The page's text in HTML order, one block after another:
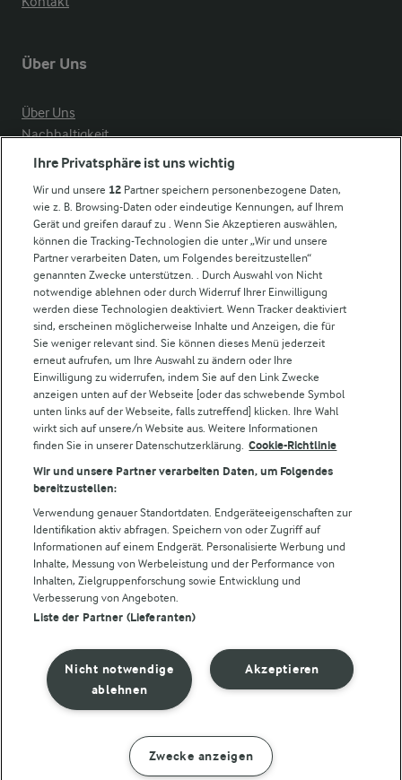
ZUBEREITUNG ZUTATEN
Über Uns
Über Uns
Nachhaltigkeit
Compliance
Arla in anderen Ländern
Weitere Arla Websites
Castello
Lurpak
Arla Pro
Für unsere Landwirt:innen
Folge uns!
Cookie Wahl wieder öffnen
Datenschutzbestimmungen
Ihre Privatsphäre ist uns wichtig
Wir und unsere 12 Partner speichern personenbezogene Daten,
wie z. B. Browsing-Daten oder eindeutige Kennungen, auf Ihrem
Gerät und greifen darauf zu . Wenn Sie Akzeptieren auswählen,
können die Tracking-Technologien die unter „Wir und unsere
Partner verarbeiten Daten, um Folgendes bereitzustellen“
genannten Zwecke unterstützen. . Durch Auswahl von Nicht
notwendige ablehnen oder durch Widerruf Ihrer Einwilligung
werden diese Technologien deaktiviert. Wenn Tracker deaktiviert
sind, erscheinen möglicherweise Inhalte und Anzeigen, die für
Sie weniger relevant sind. Sie können dieses Menü jederzeit
erneut aufrufen, um Ihre Auswahl zu ändern oder Ihre
Einwilligung zu widerrufen, indem Sie auf den Link Zwecke
anzeigen unten auf der Webseite [oder das schwebende Symbol
unten links auf der Webseite, falls zutreffend] klicken. Ihre Wahl
wirkt sich auf unsere/n Website aus. Weitere Informationen
finden Sie in unserer Datenschutzerklärung. Cookie-Richtlinie
Wir und unsere Partner verarbeiten Daten, um Folgendes
bereitzustellen:
Verwendung genauer Standortdaten. Endgeräteeigenschaften zur
Identifikation aktiv abfragen. Speichern von oder Zugriff auf
Informationen auf einem Endgerät. Personalisierte Werbung und
Inhalte, Messung von Werbeleistung und der Performance von
Inhalten, Zielgruppenforschung sowie Entwicklung und
Verbesserung von Angeboten.
Liste der Partner (Lieferanten)
Akzeptieren
Nicht notwendige
ablehnen
Zwecke anzeigen